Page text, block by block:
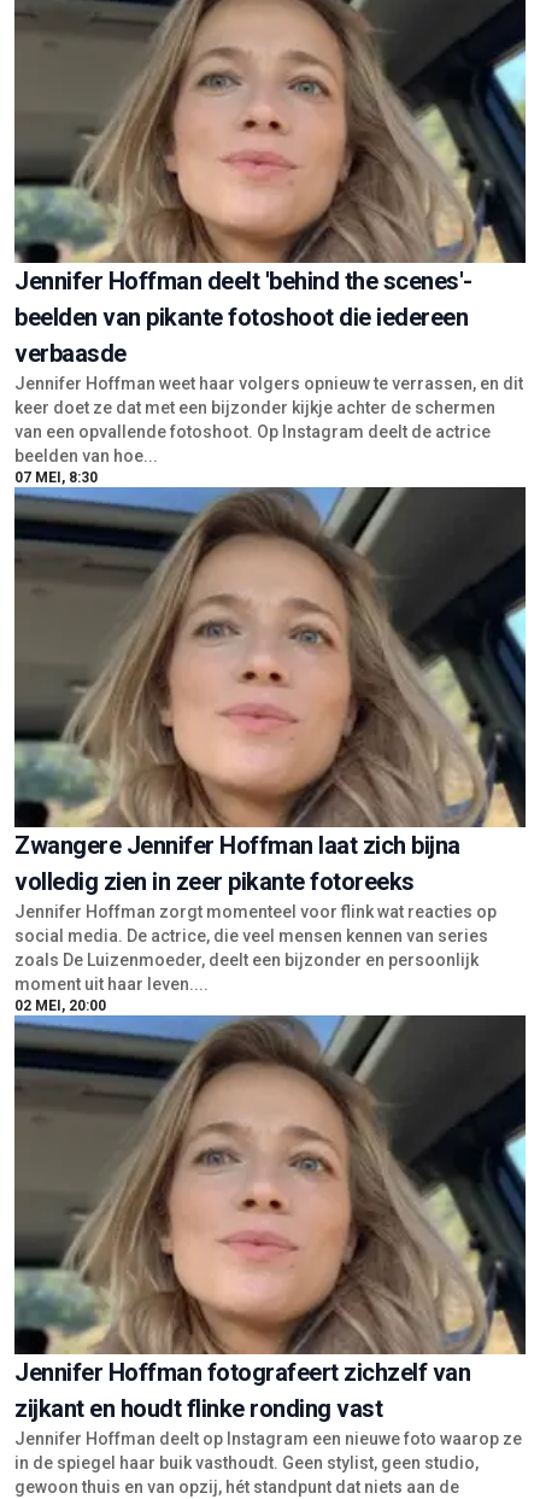
Jennifer Hoffman deelt 'behind the scenes'-
beelden van pikante fotoshoot die iedereen
verbaasde
Jennifer Hoffman weet haar volgers opnieuw te verrassen, en dit
keer doet ze dat met een bijzonder kijkje achter de schermen
van een opvallende fotoshoot. Op Instagram deelt de actrice
beelden van hoe...
07 MEI, 8:30
Zwangere Jennifer Hoffman laat zich bijna
volledig zien in zeer pikante fotoreeks
Jennifer Hoffman zorgt momenteel voor flink wat reacties op
social media. De actrice, die veel mensen kennen van series
zoals De Luizenmoeder, deelt een bijzonder en persoonlijk
moment uit haar leven....
02 MEI, 20:00
Jennifer Hoffman fotografeert zichzelf van
zijkant en houdt flinke ronding vast
Jennifer Hoffman deelt op Instagram een nieuwe foto waarop ze
in de spiegel haar buik vasthoudt. Geen stylist, geen studio,
gewoon thuis en van opzij, hét standpunt dat niets aan de